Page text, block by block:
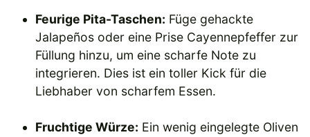
Feurige Pita-Taschen: Füge gehackte
Jalapeños oder eine Prise Cayennepfeffer zur
Füllung hinzu, um eine scharfe Note zu
integrieren. Dies ist ein toller Kick für die
Liebhaber von scharfem Essen.
Fruchtige Würze: Ein wenig eingelegte Oliven